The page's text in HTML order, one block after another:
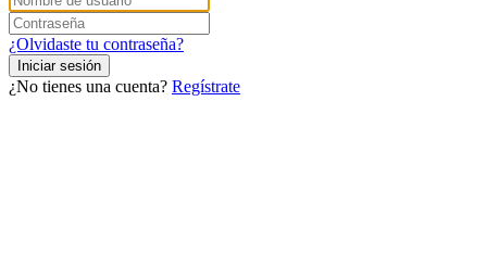
¿Olvidaste tu contraseña?
Iniciar sesión
¿No tienes una cuenta? Regístrate